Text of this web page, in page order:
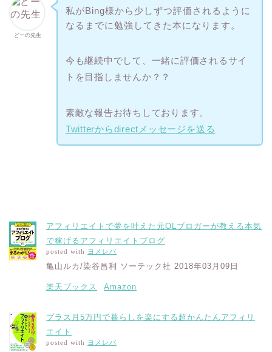
どーの先生
私がBing様から少しずつ評価されるように
なるまでに勉強してきた本になります。
今も継続中でして、一緒に評価されるサイ
トを目指しませんか？？
素敵な報告お待ちしております。
Twitterからdirectメッセージを送る
アフィリエイトで夢を叶えた元OLブロガーが教える本気
で稼げるアフィリエイトブログ
posted with ヨメレバ
亀山ルカ/染谷昌利 ソーテック社 2018年03月09日
楽天ブックス Amazon
プラス月5万円で暮らしを楽にする超かんたんアフィリ
エイト
posted with ヨメレバ